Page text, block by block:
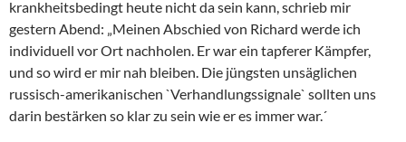
krankheitsbedingt heute nicht da sein kann, schrieb mir
gestern Abend: „Meinen Abschied von Richard werde ich
individuell vor Ort nachholen. Er war ein tapferer Kämpfer,
und so wird er mir nah bleiben. Die jüngsten unsäglichen
russisch-amerikanischen `Verhandlungssignale` sollten uns
darin bestärken so klar zu sein wie er es immer war.´